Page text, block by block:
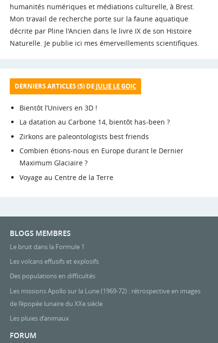
humanités numériques et médiations culturelle, à Brest.
Mon travail de recherche porte sur la faune aquatique
décrite par Pline l'Ancien dans le livre IX de son Histoire
Naturelle. Je publie ici mes émerveillements scientifiques.
DERNIERS ARTICLES (5) DE JULIE LE GOIC
Bientôt l’Univers en 3D !
La datation au Carbone 14, bientôt has-been ?
Zirkons are paleontologists best friends
Combien étions-nous en Europe durant le Dernier
Maximum Glaciaire ?
Voyage au Centre de la Terre
BLOGS MEMBRES
Le bruit dans la Formule 1
Les volcans effusifs et explosifs
Des populations en difficultés
Les missions Apollo sur la Lune (1969-72) : rétrospective en images
de l’épopée lunaire du XXe siècle
Les pluies d’animaux
FORUM